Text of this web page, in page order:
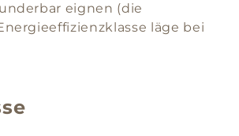
eignen (die
läge bei